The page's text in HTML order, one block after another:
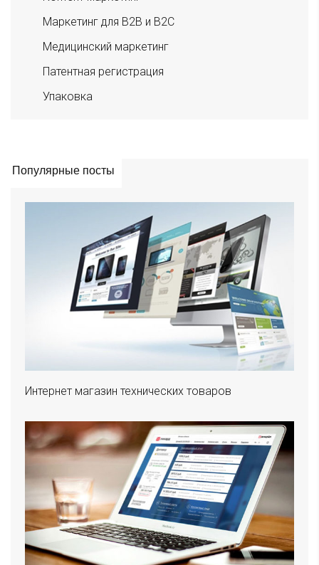
Маркетинг для B2B и B2C
Медицинский маркетинг
Патентная регистрация
Упаковка
Популярные посты
Интернет магазин технических товаров